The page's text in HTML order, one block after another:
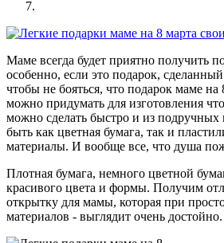
Маме всегда будет приятно получить
особенно, если это подарок,
чтобы не бояться, что подарок маме на
можно придумать для изготовления
можно сделать быстро и из
быть как цветная бумага, так и
материалы. И вообще все, что душа
Плотная бумага, немного цветной
красивого цвета и формы. Получим
открытку для мамы, которая при
материалов - выглядит очень достойно.